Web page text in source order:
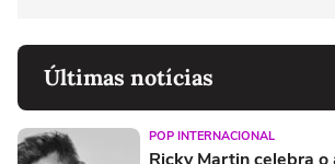
Últimas notícias
POP INTERNACIONAL